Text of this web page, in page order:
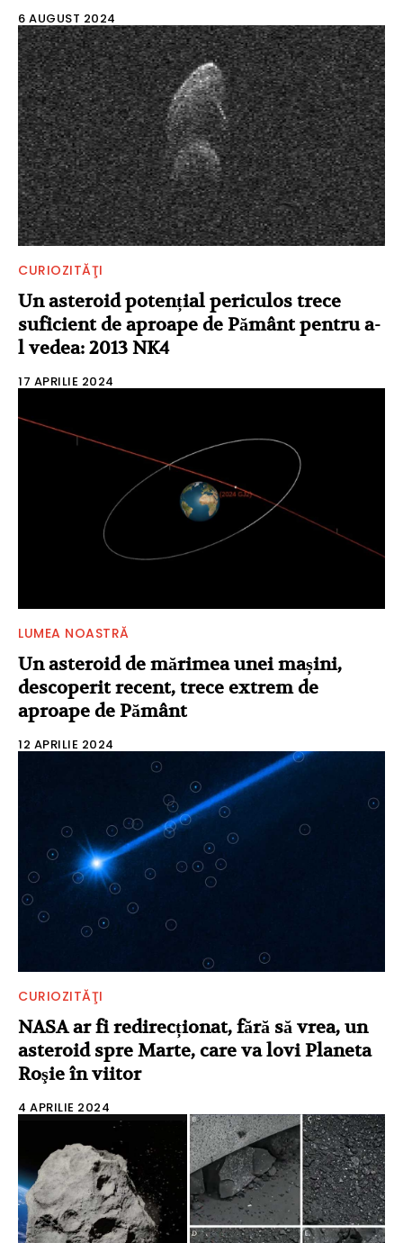
6 AUGUST 2024
CURIOZITĂŢI
Un asteroid potențial periculos trece
suficient de aproape de Pământ pentru a-
l vedea: 2013 NK4
17 APRILIE 2024
LUMEA NOASTRĂ
Un asteroid de mărimea unei mașini,
descoperit recent, trece extrem de
aproape de Pământ
12 APRILIE 2024
CURIOZITĂŢI
NASA ar fi redirecționat, fără să vrea, un
asteroid spre Marte, care va lovi Planeta
Roşie în viitor
4 APRILIE 2024